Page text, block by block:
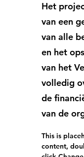
Het
van een
van alle
en het
van het
volledig
de
van de
This is
content,